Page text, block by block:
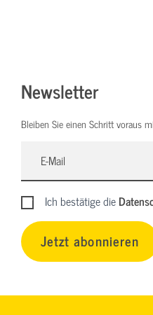
Newsletter
Bleiben Sie einen Schritt voraus
Ich bestätige die
Jetzt abonnieren